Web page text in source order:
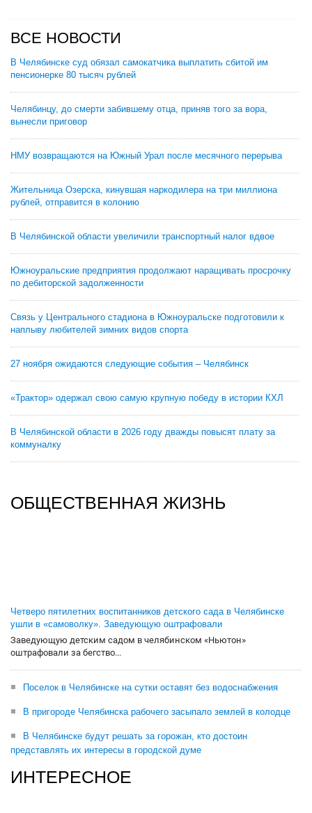
ВСЕ НОВОСТИ
В Челябинске суд обязал самокатчика выплатить сбитой им
пенсионерке 80 тысяч рублей
Челябинцу, до смерти забившему отца, приняв того за вора,
вынесли приговор
НМУ возвращаются на Южный Урал после месячного перерыва
Жительница Озерска, кинувшая наркодилера на три миллиона
рублей, отправится в колонию
В Челябинской области увеличили транспортный налог вдвое
Южноуральские предприятия продолжают наращивать просрочку
по дебиторской задолженности
Связь у Центрального стадиона в Южноуральске подготовили к
наплыву любителей зимних видов спорта
27 ноября ожидаются следующие события – Челябинск
«Трактор» одержал свою самую крупную победу в истории КХЛ
В Челябинской области в 2026 году дважды повысят плату за
коммуналку
ОБЩЕСТВЕННАЯ ЖИЗНЬ
Четверо пятилетних воспитанников детского сада в Челябинске
ушли в «самоволку». Заведующую оштрафовали
Заведующую детским садом в челябинском «Ньютон»
оштрафовали за бегство...
Поселок в Челябинске на сутки оставят без водоснабжения
В пригороде Челябинска рабочего засыпало землей в колодце
В Челябинске будут решать за горожан, кто достоин
представлять их интересы в городской думе
ИНТЕРЕСНОЕ